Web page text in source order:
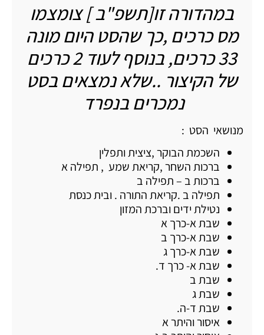
במהדורה זו[תשפ"ב ] צומצמו
מס כרכים ,כך שהסט היום מונה
33 כרכים, בנוסף לעוד 2 כרכים
של הקיצור ..שלא נמצאים בסט
נמכרים בנפרד
מנושאי הסט :
השכמת הבוקר ,ציצית ותפלין
ברכות השחר ,קריאת שמע , תפילה א
ברכות ב – תפילה ב
תפילה ב .קריאת התורה . ובית כנסת
נטילת ידים וברכת המזון
שבת א-כרך א
שבת א-כרך ב
שבת א-כרך ג
שבת א- כרך ד.
שבת ב
שבת ג
שבת ד-ה.
איסור והיתר א